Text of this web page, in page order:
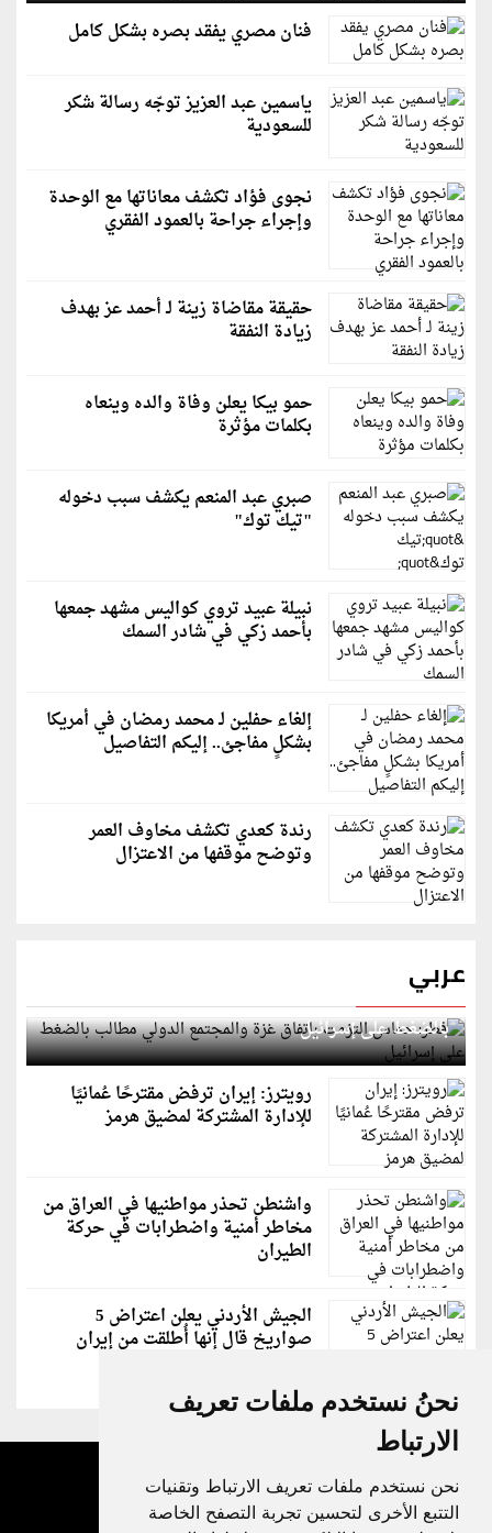
نحنُ نستخدم ملفات تعريف
الارتباط
نحن نستخدم ملفات تعريف الارتباط وتقنيات
التتبع الأخرى لتحسين تجربة التصفح الخاصة
فنان مصري يفقد بصره بشكل كامل
ياسمين عبد العزيز توجّه رسالة شكر
للسعودية
نجوى فؤاد تكشف معاناتها مع الوحدة
وإجراء جراحة بالعمود الفقري
حقيقة مقاضاة زينة لـ أحمد عز بهدف
زيادة النفقة
حمو بيكا يعلن وفاة والده وينعاه
بكلمات مؤثرة
صبري عبد المنعم يكشف سبب دخوله
"تيك توك"
نبيلة عبيد تروي كواليس مشهد جمعها
بأحمد زكي في شادر السمك
إلغاء حفلين لـ محمد رمضان في أمريكا
بشكلٍ مفاجئ.. إليكم التفاصيل
رندة كعدي تكشف مخاوف العمر
وتوضح موقفها من الاعتزال
عربي
قطر: حماس التزمت باتفاق غزة والمجتمع الدولي مطالب
بالضغط على إسرائيل
رويترز: إيران ترفض مقترحًا عُمانيًا
للإدارة المشتركة لمضيق هرمز
واشنطن تحذر مواطنيها في العراق من
مخاطر أمنية واضطرابات في حركة
الطيران
الجيش الأردني يعلن اعتراض 5
صواريخ قال إنها أُطلقت من إيران